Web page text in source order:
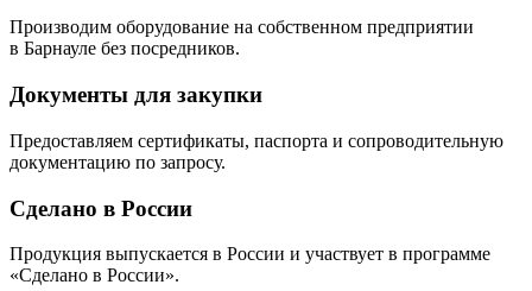
Производим оборудование на собственном предприятии
в Барнауле без посредников.
Документы для закупки
Предоставляем сертификаты, паспорта и сопроводительную
документацию по запросу.
Сделано в России
Продукция выпускается в России и участвует в программе
«Сделано в России».